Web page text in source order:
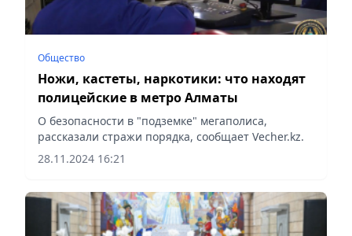
Общество
Ножи, кастеты, наркотики: что находят
полицейские в метро Алматы
О безопасности в "подземке" мегаполиса,
рассказали стражи порядка, сообщает Vecher.kz.
28.11.2024 16:21